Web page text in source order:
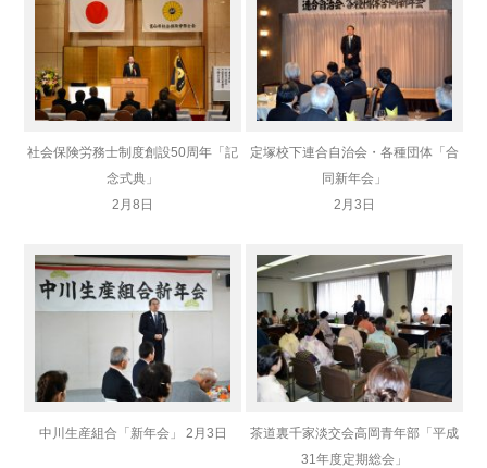
社会保険労務士制度創設50周年「記
念式典」
2月8日
定塚校下連合自治会・各種団体「合
同新年会」
2月3日
中川生産組合「新年会」 2月3日
茶道裏千家淡交会高岡青年部「平成
31年度定期総会」